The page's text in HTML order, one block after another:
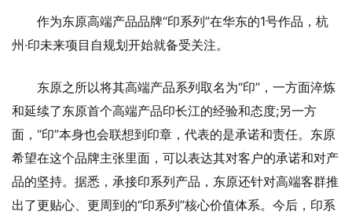
作为东原高端产品品牌“印系列”在华东的1号作品，杭
州·印未来项目自规划开始就备受关注。
东原之所以将其高端产品系列取名为“印”，一方面淬炼
和延续了东原首个高端产品印长江的经验和态度;另一方
面，“印”本身也会联想到印章，代表的是承诺和责任。东原
希望在这个品牌主张里面，可以表达其对客户的承诺和对产
品的坚持。据悉，承接印系列产品，东原还针对高端客群推
出了更贴心、更周到的“印系列”核心价值体系。今后，印系